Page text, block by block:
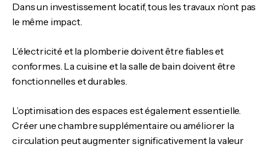
Dans un investissement locatif, tous les travaux n’ont pas
le même impact.
L’électricité et la plomberie doivent être fiables et
conformes. La cuisine et la salle de bain doivent être
fonctionnelles et durables.
L’optimisation des espaces est également essentielle.
Créer une chambre supplémentaire ou améliorer la
circulation peut augmenter significativement la valeur